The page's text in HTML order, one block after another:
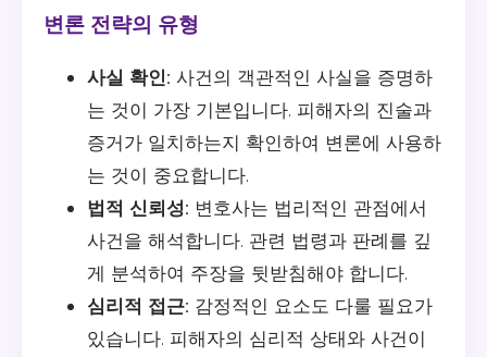
변론 전략의 유형
사실 확인: 사건의 객관적인 사실을 증명하
는 것이 가장 기본입니다. 피해자의 진술과
증거가 일치하는지 확인하여 변론에 사용하
는 것이 중요합니다.
법적 신뢰성: 변호사는 법리적인 관점에서
사건을 해석합니다. 관련 법령과 판례를 깊
게 분석하여 주장을 뒷받침해야 합니다.
심리적 접근: 감정적인 요소도 다룰 필요가
있습니다. 피해자의 심리적 상태와 사건이